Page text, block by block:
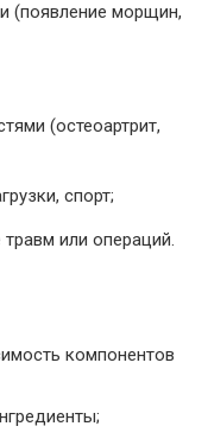
(появление морщин,
(остеоартрит,
спорт;
или операций.
компонентов